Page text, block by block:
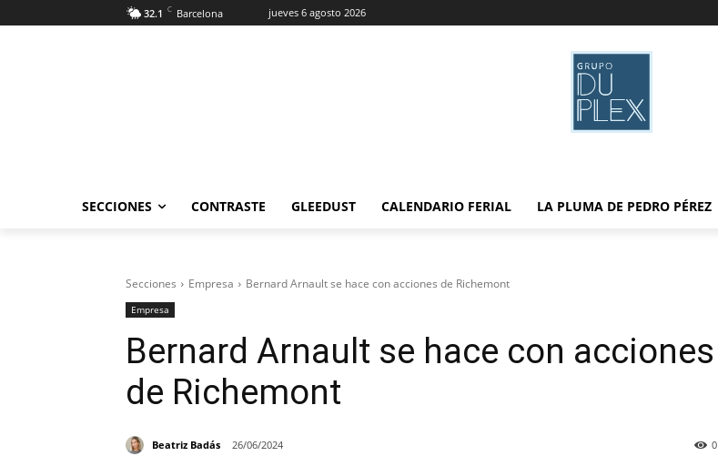
32.1 C Barcelona jueves 6 agosto 2026
SECCIONES CONTRASTE GLEEDUST CALENDARIO FERIAL LA PLUMA DE PEDRO PÉREZ
Secciones Empresa Bernard Arnault se hace con acciones de Richemont
Empresa
Bernard Arnault se hace con acciones
de Richemont
Beatriz Badás 26/06/2024 0